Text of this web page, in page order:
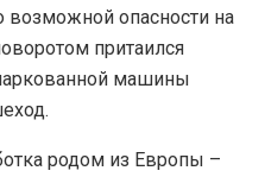
возможной опасности на
притаился
машины
родом из Европы –